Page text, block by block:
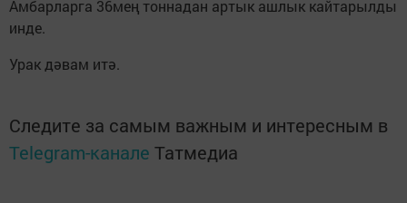
Амбарларга 36мең тоннадан артык ашлык кайтарылды
инде.
Урак дәвам итә.
Следите за самым важным и интересным в
Telegram-канале Татмедиа